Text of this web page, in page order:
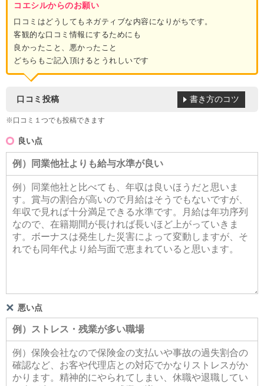
コエシルからのお願い
口コミはどうしてもネガティブな内容になりがちです。
客観的な口コミ情報にするためにも
良かったこと、悪かったこと
どちらもご記入頂けるとうれしいです
口コミ投稿
※口コミ１つでも投稿できます
書き方のコツ
良い点
悪い点